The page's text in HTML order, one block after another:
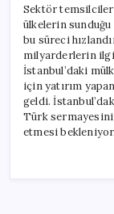
Sektör
ülkelerin sunduğu
bu süreci
milyarderlerin ilgi
İstanbul’daki
için yatırım
geldi.
Türk
etmesi bekleniyor.